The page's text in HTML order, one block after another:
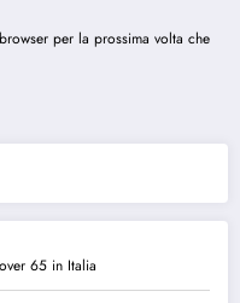
per la prossima volta che
65 in Italia